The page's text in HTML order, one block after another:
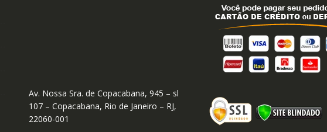
Av. Nossa Sra. de Copacabana, 945 – sl
107 – Copacabana, Rio de Janeiro – RJ,
22060-001